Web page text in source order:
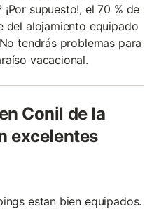
supuesto!, el 70 % de
del alojamiento equipado
tendrás problemas para
vacacional.
Conil de la
excelentes
estan bien equipados.